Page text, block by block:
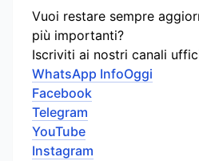
Vuoi restare sempre
più importanti?
Iscriviti ai nostri canali
WhatsApp InfoOggi
Facebook
Telegram
YouTube
Instagram